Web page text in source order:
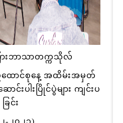
ြားဘာသာတက္ကသိုလ်
ထောင်စုနေ့ အထိမ်းအမှတ်
ာင်းပါးပြိုင်ပွဲများ ကျင်းပ
ခြင်း
-၂၀၂၃)